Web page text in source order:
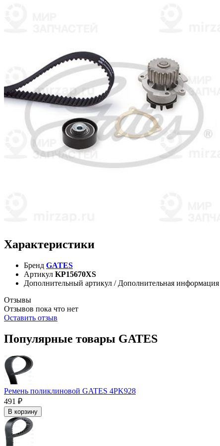
Характеристики
Бренд GATES
Артикул KP15670XS
Дополнительный артикул / Дополнительная информация
Отзывы
Отзывов пока что нет
Оставить отзыв
Популярные товары GATES
Ремень поликлиновой GATES 4PK928
491 ₽
В корзину